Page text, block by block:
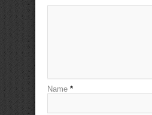
Name *